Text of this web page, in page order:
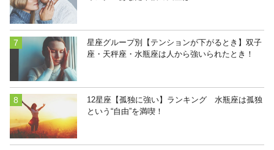
星座グループ別【テンションが下がるとき】双子
座・天秤座・水瓶座は人から強いられたとき！
12星座【孤独に強い】ランキング 水瓶座は孤独
という“自由”を満喫！